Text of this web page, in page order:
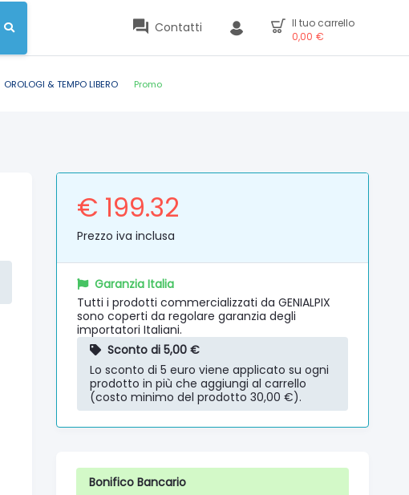
Contatti
Il tuo carrello
0,00 €
OROLOGI & TEMPO LIBERO Promo
€ 199.32
Prezzo iva inclusa
Garanzia Italia
Tutti i prodotti commercializzati da GENIALPIX
sono coperti da regolare garanzia degli
importatori Italiani.
Sconto di 5,00 €
Lo sconto di 5 euro viene applicato su ogni
prodotto in più che aggiungi al carrello
(costo minimo del prodotto 30,00 €).
Bonifico Bancario